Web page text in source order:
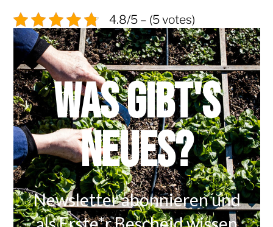
4.8/5 – (5 votes)